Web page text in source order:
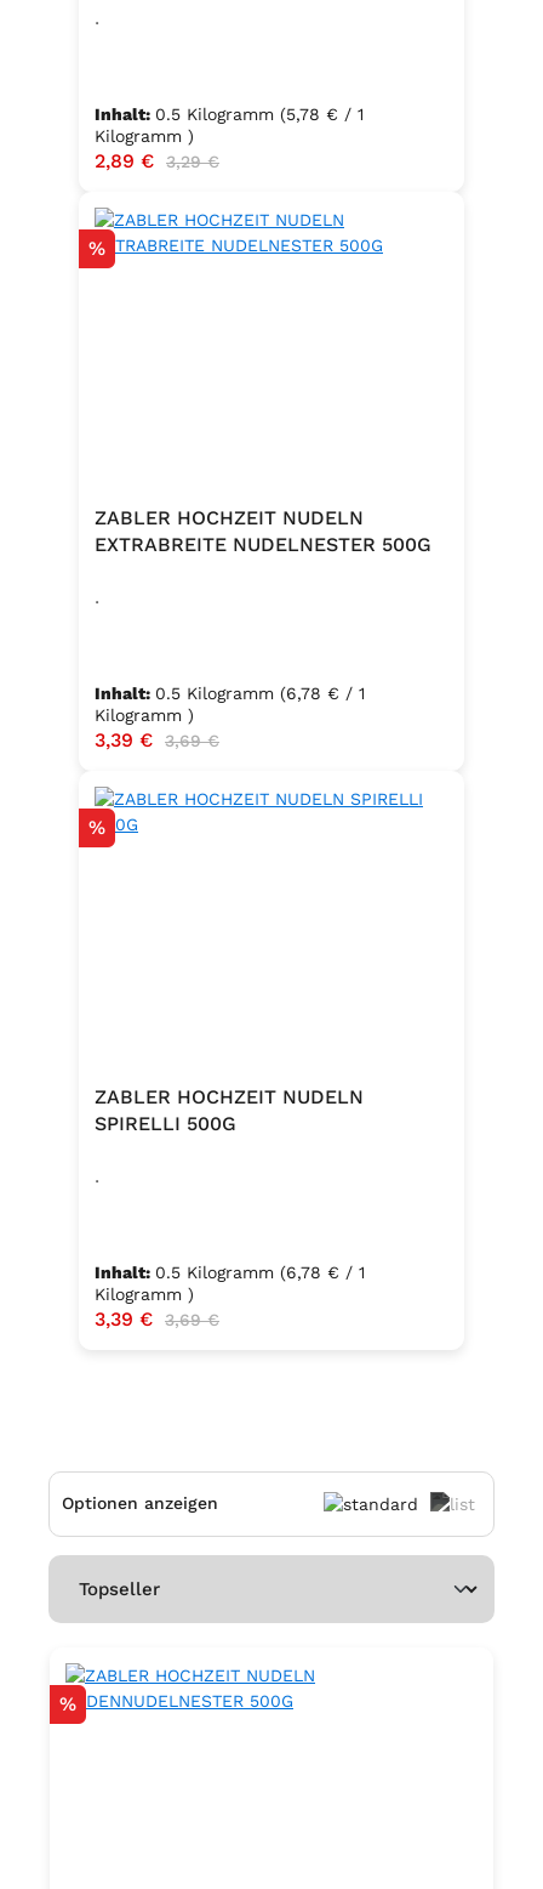
.
Inhalt: 0.5 Kilogramm (5,78 € / 1
Kilogramm )
Verkaufspreis:
2,89 € Regulärer Preis:
3,29 €
Rabatt
%
ZABLER HOCHZEIT NUDELN
EXTRABREITE NUDELNESTER 500G
.
Inhalt: 0.5 Kilogramm (6,78 € / 1
Kilogramm )
Verkaufspreis:
3,39 € Regulärer Preis:
3,69 €
Rabatt
%
ZABLER HOCHZEIT NUDELN
SPIRELLI 500G
.
Inhalt: 0.5 Kilogramm (6,78 € / 1
Kilogramm )
Verkaufspreis:
3,39 € Regulärer Preis:
3,69 €
Optionen anzeigen
Rabatt
%